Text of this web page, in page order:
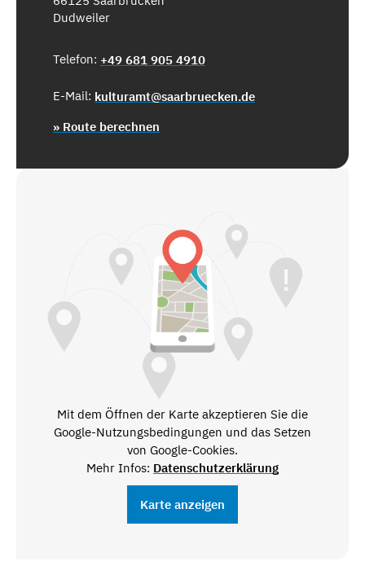
Dudweiler
Telefon: +49 681 905 4910
E-Mail: kulturamt@saarbruecken.de
» Route berechnen
Mit dem Öffnen der Karte akzeptieren Sie die
Google-Nutzungsbedingungen und das Setzen
von Google-Cookies.
Mehr Infos: Datenschutzerklärung
Karte anzeigen